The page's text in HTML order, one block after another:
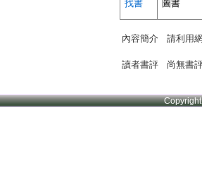
找書 圖書
內容簡介 請利用
讀者書評 尚無書